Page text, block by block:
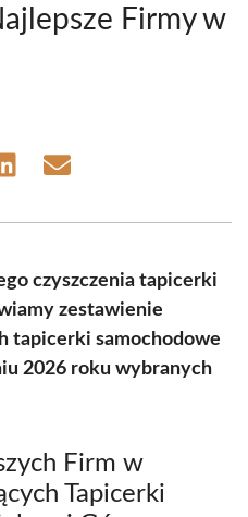
Firmy w
Share Share
czyszczenia tapicerki
zestawienie
tapicerki samochodowe
2026 roku wybranych
Firm w
Tapicerki